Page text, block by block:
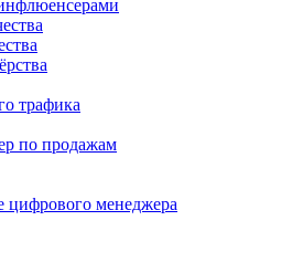
трафика
по продажам
цифрового менеджера